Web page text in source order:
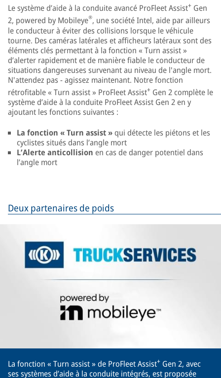
Le système d’aide à la conduite avancé ProFleet Assist+ Gen
2, powered by Mobileye®, une société Intel, aide par ailleurs
le conducteur à éviter des collisions lorsque le véhicule
tourne. Des caméras latérales et afficheurs latéraux sont des
éléments clés permettant à la fonction « Turn assist »
d’alerter rapidement et de manière fiable le conducteur de
situations dangereuses survenant au niveau de l'angle mort.
N'attendez pas - agissez maintenant. Notre fonction
rétrofitable « Turn assist » ProFleet Assist+ Gen 2 complète le
système d’aide à la conduite ProFleet Assist Gen 2 en y
ajoutant les fonctions suivantes :
La fonction « Turn assist »qui détecte les piétons et les
cyclistes situés dans l’angle mort
L’Alerte anticollision en cas de danger potentiel dans
l’angle mort
Deux partenaires de poids
La fonction « Turn assist » de ProFleet Assist+ Gen 2, avec
ses systèmes d’aide à la conduite intégrés, est proposée